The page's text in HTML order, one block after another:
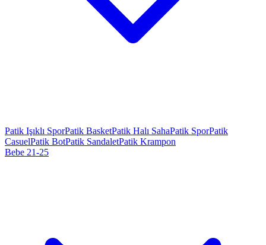
Patik Işıklı SporPatik BasketPatik Halı SahaPatik SporPatik
CasuelPatik BotPatik SandaletPatik Krampon
Bebe 21-25